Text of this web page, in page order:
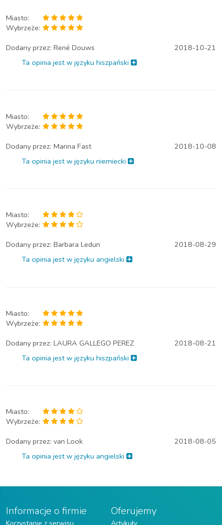
Miasto:
Wybrzeże:
Dodany przez: René Douws
2018-10-21
Ta opinia jest w języku hiszpański
Miasto:
Wybrzeże:
Dodany przez: Marina Fast
2018-10-08
Ta opinia jest w języku niemiecki
Miasto:
Wybrzeże:
Dodany przez: Barbara Ledun
2018-08-29
Ta opinia jest w języku angielski
Miasto:
Wybrzeże:
Dodany przez: LAURA GALLEGO PEREZ
2018-08-21
Ta opinia jest w języku hiszpański
Miasto:
Wybrzeże:
Dodany przez: van Look
2018-08-05
Ta opinia jest w języku angielski
Informacje o firmie Oferujemy